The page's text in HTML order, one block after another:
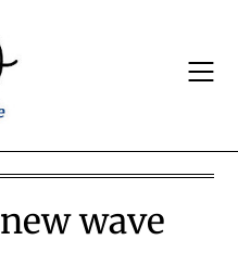
new wave